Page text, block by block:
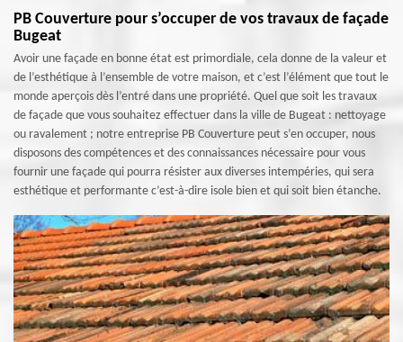
PB Couverture pour s’occuper de vos travaux de façade
Bugeat
Avoir une façade en bonne état est primordiale, cela donne de la valeur et
de l’esthétique à l’ensemble de votre maison, et c’est l’élément que tout le
monde aperçois dès l’entré dans une propriété. Quel que soit les travaux
de façade que vous souhaitez effectuer dans la ville de Bugeat : nettoyage
ou ravalement ; notre entreprise PB Couverture peut s’en occuper, nous
disposons des compétences et des connaissances nécessaire pour vous
fournir une façade qui pourra résister aux diverses intempéries, qui sera
esthétique et performante c’est-à-dire isole bien et qui soit bien étanche.